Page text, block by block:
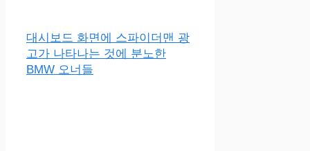
대시보드 화면에 스파이더맨 광
고가 나타나는 것에 분노한
BMW 오너들